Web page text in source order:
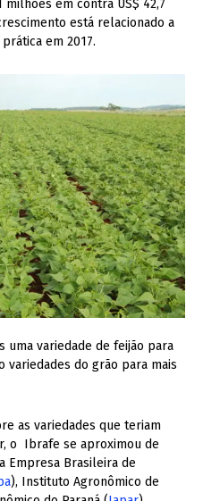
milhões em contra US$ 42,7
está relacionado a
em 2017.
uma variedade de feijão para
do grão para mais
as variedades que teriam
o Ibrafe se aproximou de
Empresa Brasileira de
), Instituto Agronômico de